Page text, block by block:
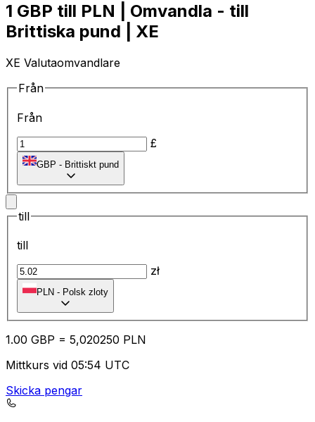
1 GBP till PLN | Omvandla - till
Brittiska pund | XE
XE Valutaomvandlare
Från
Från
£
GBP - Brittiskt pund
till
till
zł
PLN - Polsk zloty
1.00 GBP = 5,020250 PLN
Mittkurs vid 05:54 UTC
Skicka pengar